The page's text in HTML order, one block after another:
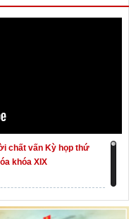
chất vấn Kỳ họp thứ
khóa XIX
Quốc hội khóa XVI